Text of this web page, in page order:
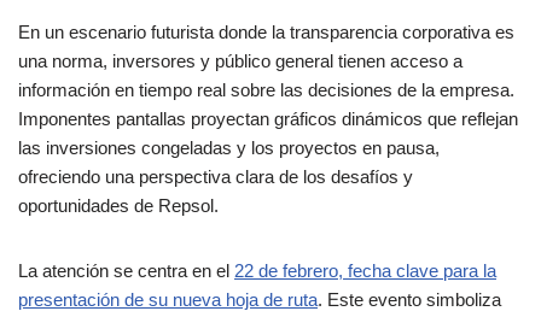
En un escenario futurista donde la transparencia corporativa es
una norma, inversores y público general tienen acceso a
información en tiempo real sobre las decisiones de la empresa.
Imponentes pantallas proyectan gráficos dinámicos que reflejan
las inversiones congeladas y los proyectos en pausa,
ofreciendo una perspectiva clara de los desafíos y
oportunidades de Repsol.
La atención se centra en el 22 de febrero, fecha clave para la
presentación de su nueva hoja de ruta. Este evento simboliza